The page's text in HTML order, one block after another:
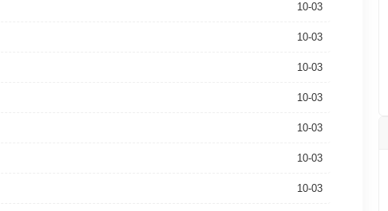
10-03
10-03
10-03
10-03
10-03
10-03
10-03